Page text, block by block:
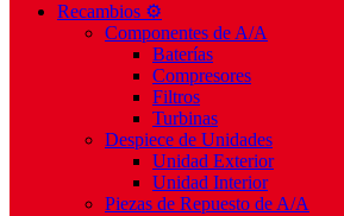
Recambios ⚙️
Componentes de A/A
Baterías
Compresores
Filtros
Turbinas
Despiece de Unidades
Unidad Exterior
Unidad Interior
Piezas de Repuesto de A/A